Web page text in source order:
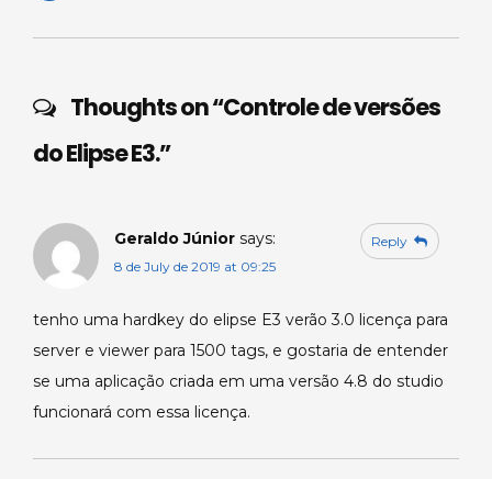
ts
p
p
me
o
o
e
n
e
Thoughts on “Controle de versões
do Elipse E3.”
Geraldo Júnior says:
8 de July de 2019 at 09:25
tenho uma hardkey do elipse E3 verão 3.0 licença para
server e viewer para 1500 tags, e gostaria de entender
se uma aplicação criada em uma versão 4.8 do studio
funcionará com essa licença.
Reply